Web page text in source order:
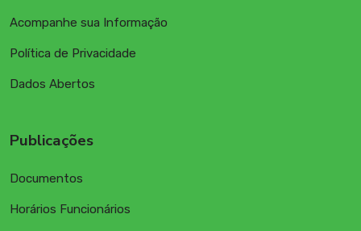
Acompanhe sua Informação
Política de Privacidade
Dados Abertos
Publicações
Documentos
Horários Funcionários